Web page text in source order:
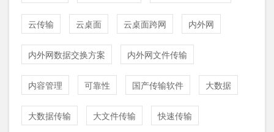
云传输 云桌面 云桌面跨网 内外网
内外网数据交换方案 内外网文件传输
内容管理 可靠性 国产传输软件 大数据
大数据传输 大文件传输 快速传输